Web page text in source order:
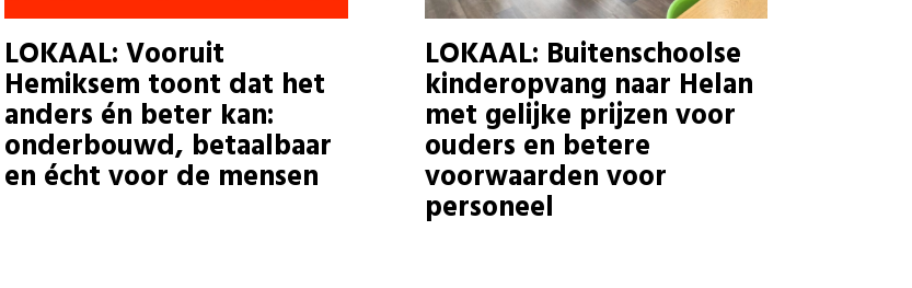
LOKAAL: Vooruit
Hemiksem toont dat het
anders én beter kan:
onderbouwd, betaalbaar
en écht voor de mensen
LOKAAL: Buitenschoolse
kinderopvang naar Helan
met gelijke prijzen voor
ouders en betere
voorwaarden voor
personeel